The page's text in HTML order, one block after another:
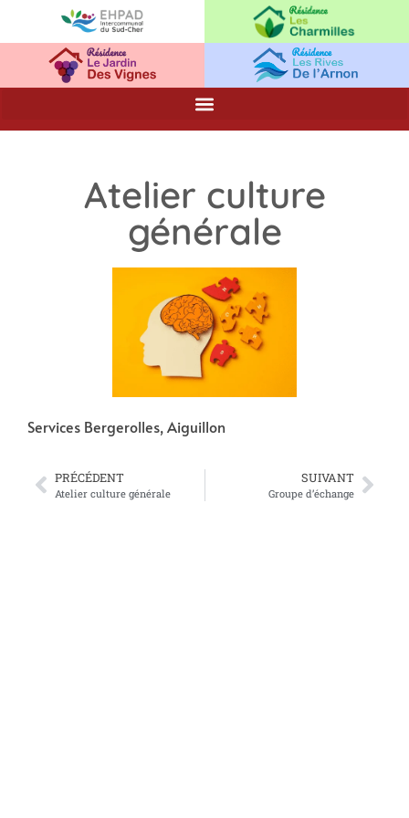
Atelier culture
générale
Services Bergerolles, Aiguillon
PRÉCÉDENT
Atelier culture générale
SUIVANT
Groupe d’échange